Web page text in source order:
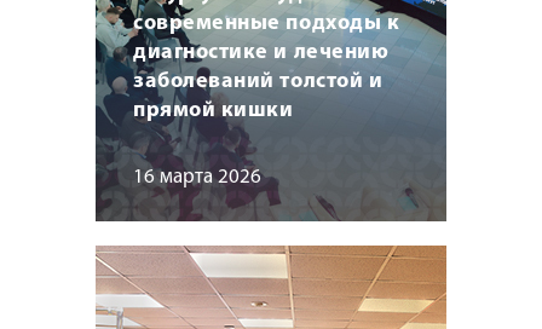
современные подходы к
диагностике и лечению
заболеваний толстой и
прямой кишки
16 марта 2026